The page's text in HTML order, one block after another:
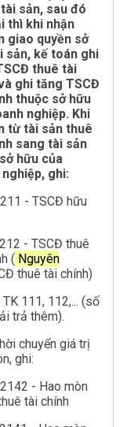
sản, sau đó
thì khi nhận
giao quyền sở
sản, kế toán ghi
thuê tài
ghi tăng TSCĐ
thuộc sở hữu
nghiệp. Khi
từ tài sản thuê
sang tài sản
hữu của
ghi:
- TSCĐ hữu
- TSCĐ thuê
( Nguyên
thuê tài chính)
111, 112,... (số
trả thêm).
chuyển giá trị
ghi:
- Hao mòn
tài chính